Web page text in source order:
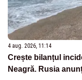
4 aug. 2026, 11:14
Crește bilanțul
Neagră. Rusia